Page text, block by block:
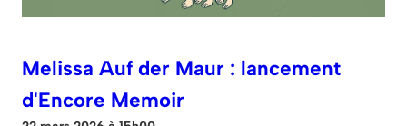
Melissa Auf der Maur : lancement
d'Encore Memoir